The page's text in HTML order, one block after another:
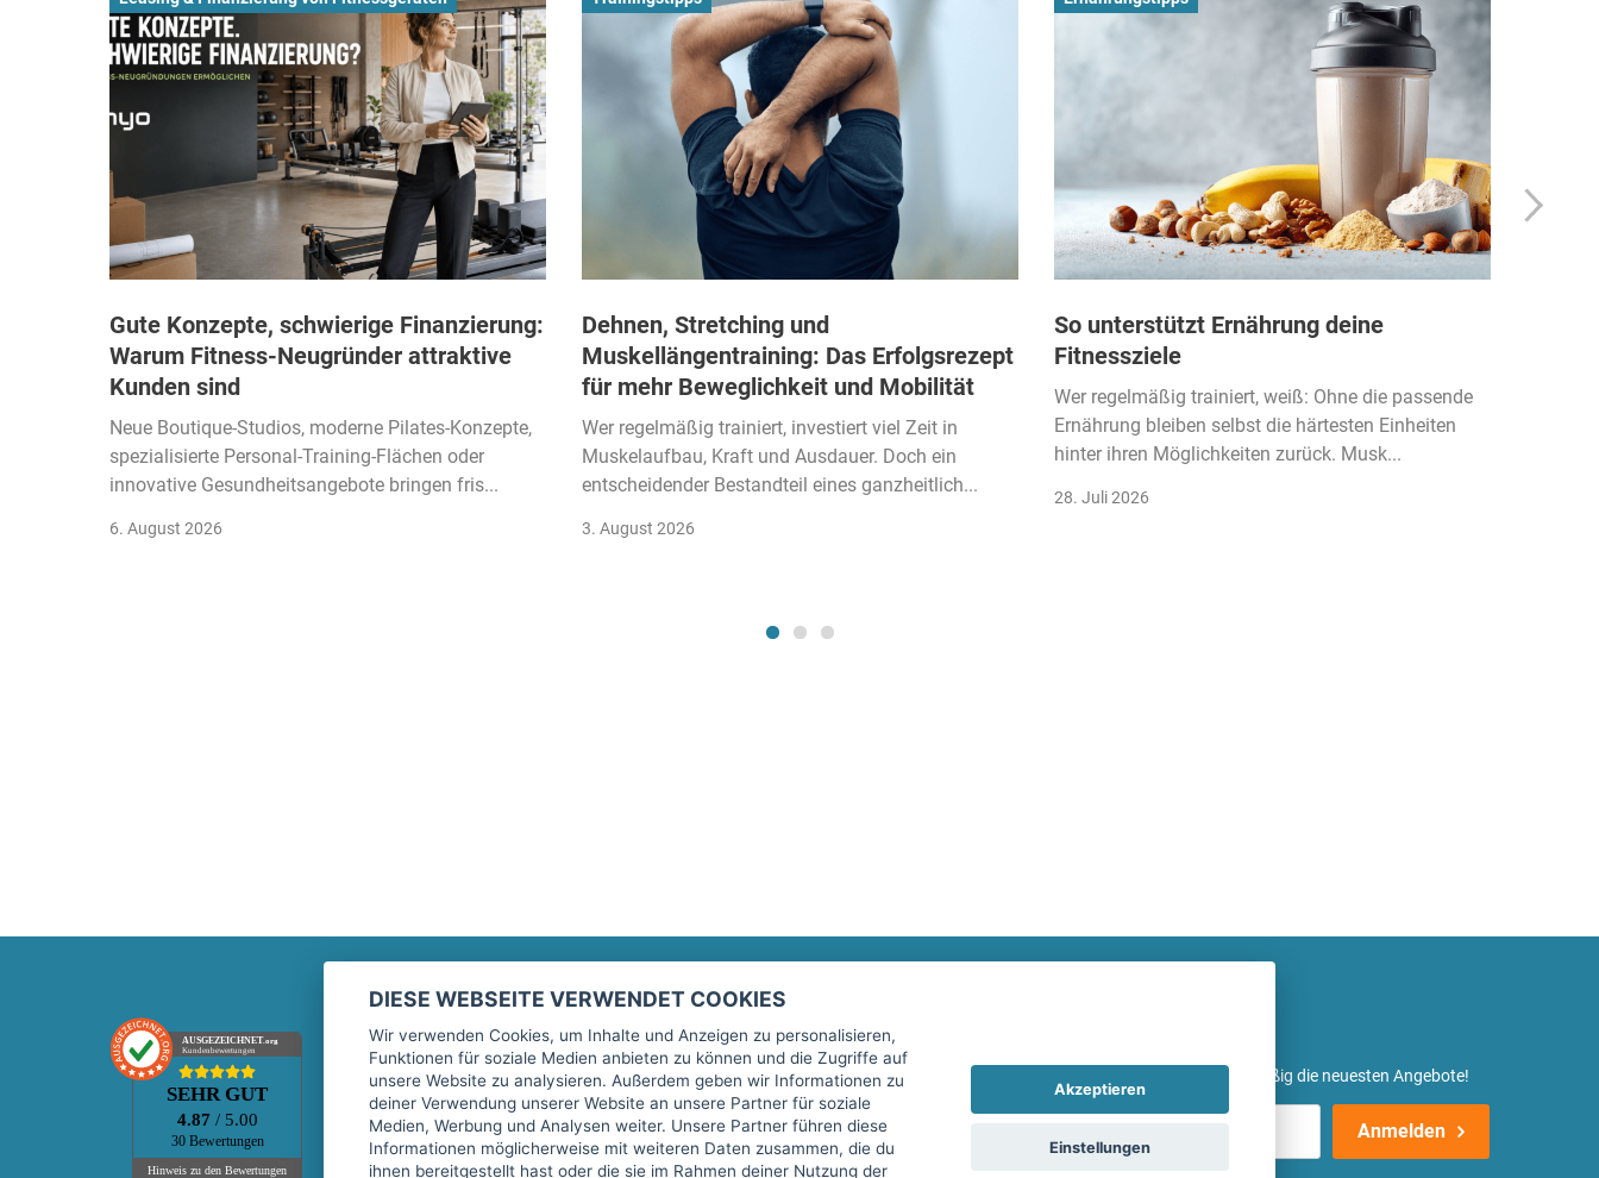
Gute Konzepte, schwierige Finanzierung:
Warum Fitness-Neugründer attraktive
Kunden sind
Neue Boutique-Studios, moderne Pilates-Konzepte,
spezialisierte Personal-Training-Flächen oder
innovative Gesundheitsangebote bringen fris...
6. August 2026
Dehnen, Stretching und
Muskellängentraining: Das Erfolgsrezept
für mehr Beweglichkeit und Mobilität
Wer regelmäßig trainiert, investiert viel Zeit in
Muskelaufbau, Kraft und Ausdauer. Doch ein
entscheidender Bestandteil eines ganzheitlich...
3. August 2026
So unterstützt Ernährung deine
Fitnessziele
Wer regelmäßig trainiert, weiß: Ohne die passende
Ernährung bleiben selbst die härtesten Einheiten
hinter ihren Möglichkeiten zurück. Musk...
28. Juli 2026
AUSGEZEICHNET.org
Kundenbewertungen
SEHR GUT
4.87 / 5.00
30 Bewertungen
Hinweis zu den Bewertungen
Marktplatz
Kontakt
Preise Marktplatz
FAQ Marktplatz
Über uns
Rechtliches
Impressum
AGB
Datenschutz
Sicherheit
fitnessmarkt.de Newsletter
Trage dich hier für unseren Newsletter ein und erhalte regelmäßig die neuesten Angebote!
Anmelden
DIESE WEBSEITE VERWENDET COOKIES
Wir verwenden Cookies, um Inhalte und Anzeigen zu personalisieren,
Funktionen für soziale Medien anbieten zu können und die Zugriffe auf
unsere Website zu analysieren. Außerdem geben wir Informationen zu
deiner Verwendung unserer Website an unsere Partner für soziale
Medien, Werbung und Analysen weiter. Unsere Partner führen diese
Informationen möglicherweise mit weiteren Daten zusammen, die du
ihnen bereitgestellt hast oder die sie im Rahmen deiner Nutzung der
Akzeptieren
Einstellungen